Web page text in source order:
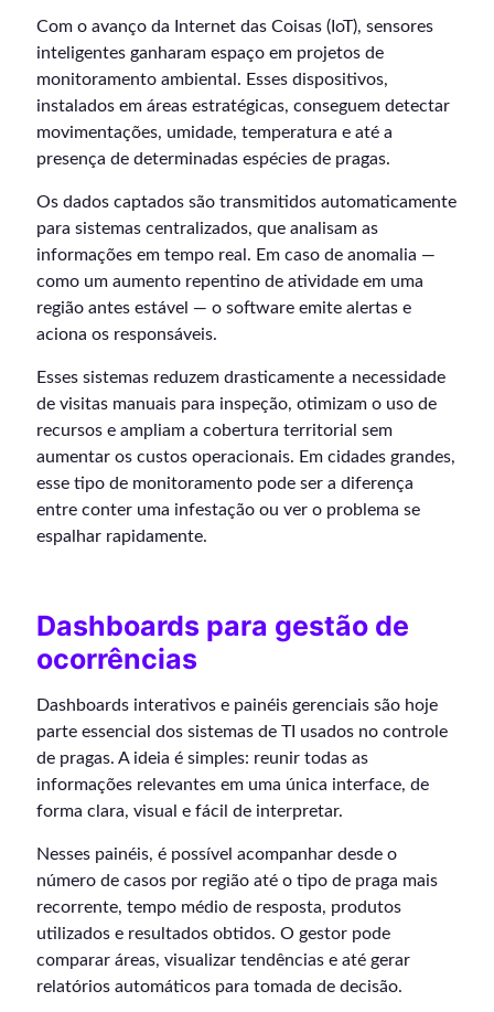
Com o avanço da Internet das Coisas (IoT), sensores
inteligentes ganharam espaço em projetos de
monitoramento ambiental. Esses dispositivos,
instalados em áreas estratégicas, conseguem detectar
movimentações, umidade, temperatura e até a
presença de determinadas espécies de pragas.
Os dados captados são transmitidos automaticamente
para sistemas centralizados, que analisam as
informações em tempo real. Em caso de anomalia —
como um aumento repentino de atividade em uma
região antes estável — o software emite alertas e
aciona os responsáveis.
Esses sistemas reduzem drasticamente a necessidade
de visitas manuais para inspeção, otimizam o uso de
recursos e ampliam a cobertura territorial sem
aumentar os custos operacionais. Em cidades grandes,
esse tipo de monitoramento pode ser a diferença
entre conter uma infestação ou ver o problema se
espalhar rapidamente.
Dashboards para gestão de
ocorrências
Dashboards interativos e painéis gerenciais são hoje
parte essencial dos sistemas de TI usados no controle
de pragas. A ideia é simples: reunir todas as
informações relevantes em uma única interface, de
forma clara, visual e fácil de interpretar.
Nesses painéis, é possível acompanhar desde o
número de casos por região até o tipo de praga mais
recorrente, tempo médio de resposta, produtos
utilizados e resultados obtidos. O gestor pode
comparar áreas, visualizar tendências e até gerar
relatórios automáticos para tomada de decisão.